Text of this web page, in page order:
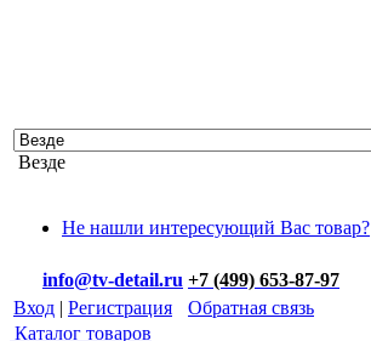
Везде
Не нашли интересующий Вас товар?
info@tv-detail.ru +7 (499) 653-87-97
Вход | Регистрация
Обратная связь
Каталог товаров